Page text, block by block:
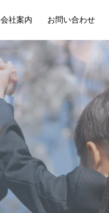
会社案内 お問い合わせ